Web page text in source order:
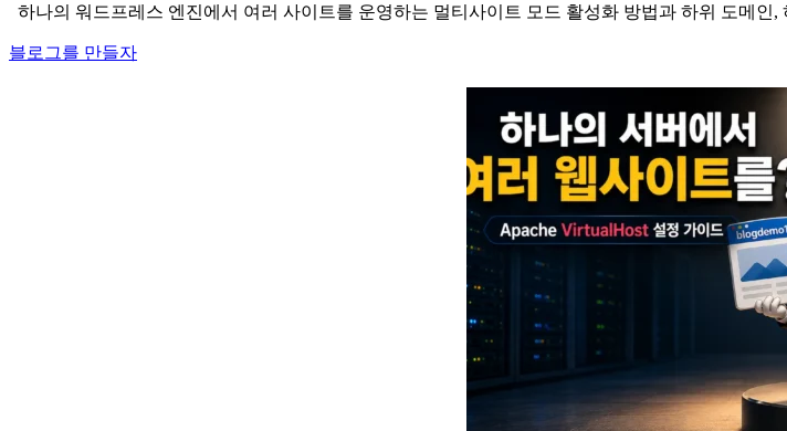
하나의 워드프레스 엔진에서 여러 사이트를 운영하는 멀티사이트 모드 활성화 방법과 하위 도메인,
블로그를 만들자